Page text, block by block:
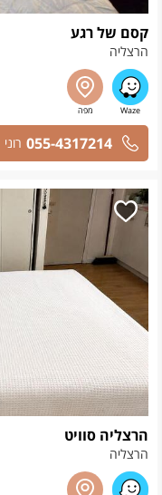
קסם של רגע
הרצליה
055-4317214 רוני
הרצליה סוויט
הרצליה